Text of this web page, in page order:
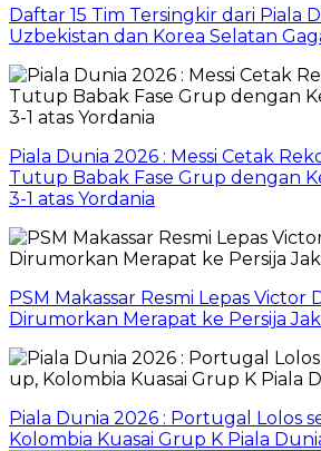
Daftar 15 Tim Tersingkir dari Piala
Uzbekistan dan Korea Selatan
Piala Dunia 2026 : Messi Cetak
Tutup Babak Fase Grup dengan
3-1 atas Yordania
PSM Makassar Resmi Lepas Victor
Dirumorkan Merapat ke Persija
Piala Dunia 2026 : Portugal Lolos
Kolombia Kuasai Grup K Piala